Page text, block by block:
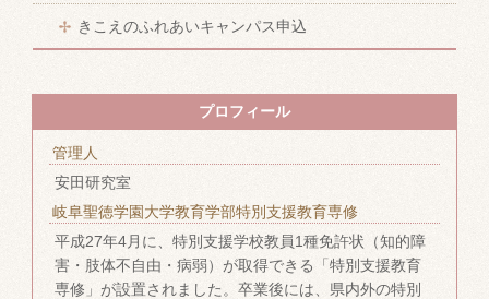
きこえのふれあいキャンパス申込
プロフィール
管理人
安田研究室
岐阜聖徳学園大学教育学部特別支援教育専修
平成27年4月に、特別支援学校教員1種免許状（知的障
害・肢体不自由・病弱）が取得できる「特別支援教育
専修」が設置されました。卒業後には、県内外の特別